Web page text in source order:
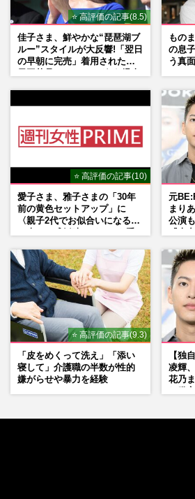
⭐ 高評価の記事(8.5)
佳子さま、鮮やかな“琵琶湖ブ
ルー”スタイルが大反響!「翌日
の早朝に完売」着用された地
もの
の息
う真
⭐ 高評価の記事(10)
愛子さま、雅子さまの「30年
前の黄色セットアップ」に
〈親子2代でお似合いになる〉
元
まり
公演
⭐ 高評価の記事(9.3)
「皮をめくって洗え」「添い
寝して」介護職の半数が性的
嫌がらせや暴力を経験
【独
凌輝
花乃